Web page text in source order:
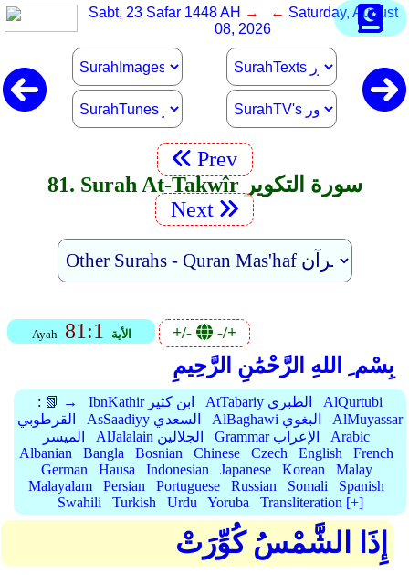
Sabt, 23 Safar 1448 AH → ← Saturday, August
08, 2026
Prev
81. Surah At-Takwîr سورة التكوير
Next
Ayah 81:1 الأية +/- -/+
بِسْم ِ اللهِ الرَّحْمَٰنِ الرَّحِيمِ
: 📗 → IbnKathir ابن كثير AtTabariy الطبري
AlQurtubi
القرطوبي
AsSaadiyy السعدي AlBaghawi البغوي
AlMuyassar
الميسر
AlJalalain الجلالين Grammar الإعراب
Arabic
Albanian
Bangla Bosnian Chinese Czech English
French
German
Hausa Indonesian Japanese Korean
Malay
Malayalam
Persian Portuguese Russian Somali
Spanish
Swahili
Turkish Urdu Yoruba Transliteration [+]
إِذَا الشَّمْسُ كُوِّرَتْ